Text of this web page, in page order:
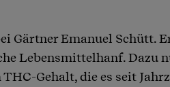
Gärtner Emanuel Schütt.
Lebensmittelhanf. Dazu
Gehalt, die es seit